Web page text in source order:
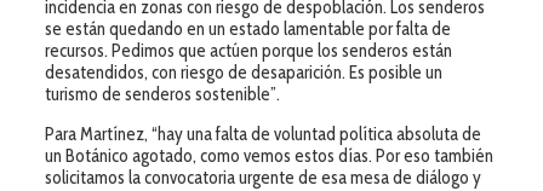
incidencia en zonas con riesgo de despoblación. Los senderos
se están quedando en un estado lamentable por falta de
recursos. Pedimos que actúen porque los senderos están
desatendidos, con riesgo de desaparición. Es posible un
turismo de senderos sostenible”.
Para Martínez, “hay una falta de voluntad política absoluta de
un Botánico agotado, como vemos estos días. Por eso también
solicitamos la convocatoria urgente de esa mesa de diálogo y